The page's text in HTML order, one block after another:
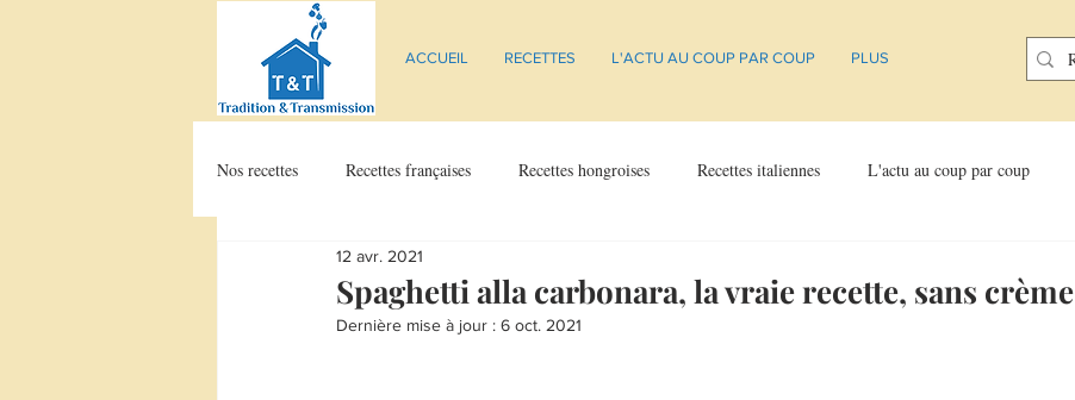
ACCUEIL RECETTES L'ACTU AU COUP PAR COUP PLUS
Nos recettes Recettes françaises Recettes hongroises Recettes italiennes L'actu au coup par coup
Spaghetti alla carbonara, la vraie recette, sans crème
12 avr. 2021
Dernière mise à jour : 6 oct. 2021